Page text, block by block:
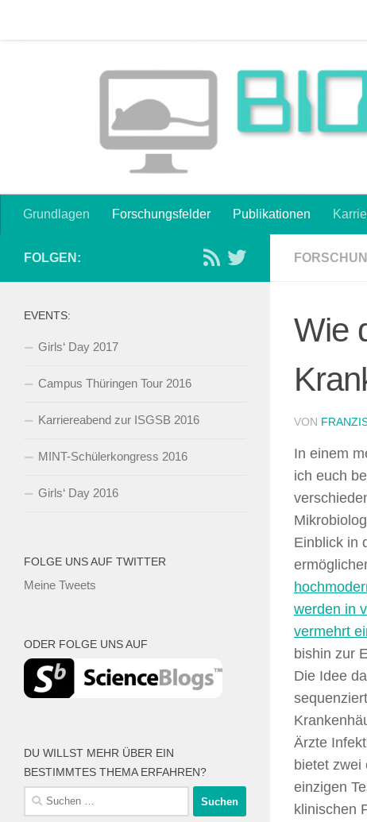
Grundlagen Forschungsfelder Publikationen
Wie
VON
In einem
ich euch
Einblick in
werden in
vermehrt
bishin zur
Die Idee
Ärzte
bietet zwei
einzigen
klinischen
FOLGEN:
EVENTS:
Girls‘ Day 2017
Campus Thüringen Tour 2016
Karriereabend zur ISGSB 2016
MINT-Schülerkongress 2016
Girls‘ Day 2016
FOLGE UNS AUF TWITTER
Meine Tweets
ODER FOLGE UNS AUF
DU WILLST MEHR ÜBER EIN
BESTIMMTES THEMA ERFAHREN?
Suche
nach: